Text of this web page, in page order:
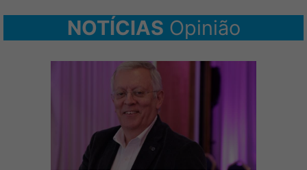
NOTÍCIAS Opinião